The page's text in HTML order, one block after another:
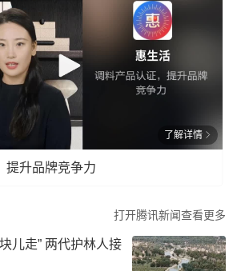
了解详情
提升品牌竞争力
打开腾讯新闻查看更多
儿走” 两代护林人接